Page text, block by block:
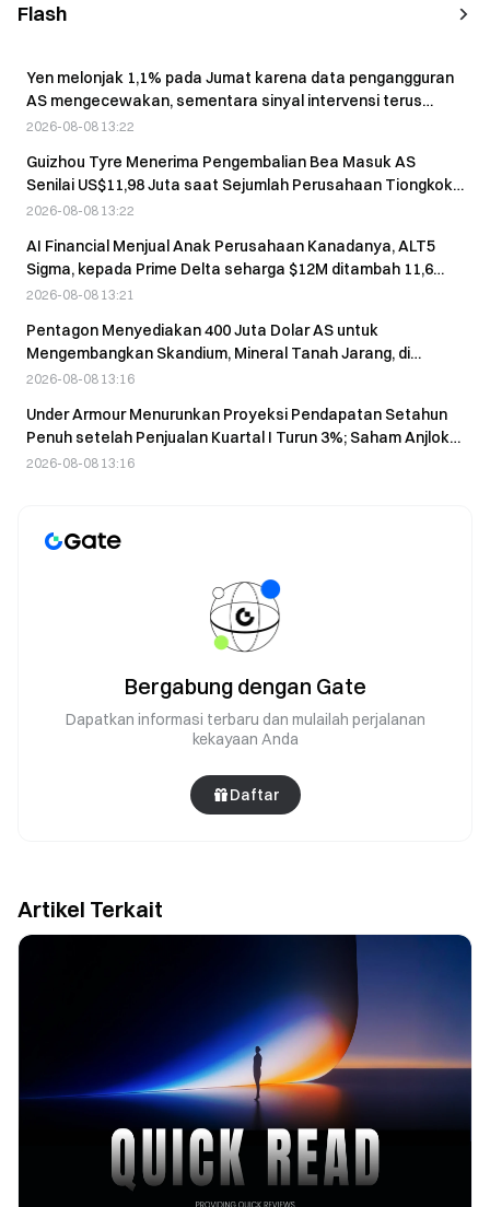
Flash
Yen melonjak 1,1% pada Jumat karena data pengangguran
AS mengecewakan, sementara sinyal intervensi terus
berlanjut
2026-08-08 13:22
Guizhou Tyre Menerima Pengembalian Bea Masuk AS
Senilai US$11,98 Juta saat Sejumlah Perusahaan Tiongkok
Dikabarkan Mengklaim Pengembalian Pajak
2026-08-08 13:22
AI Financial Menjual Anak Perusahaan Kanadanya, ALT5
Sigma, kepada Prime Delta seharga $12M ditambah 11,6
juta saham
2026-08-08 13:21
Pentagon Menyediakan 400 Juta Dolar AS untuk
Mengembangkan Skandium, Mineral Tanah Jarang, di
Australia pada 8 Agustus
2026-08-08 13:16
Under Armour Menurunkan Proyeksi Pendapatan Setahun
Penuh setelah Penjualan Kuartal I Turun 3%; Saham Anjlok
4,84% dalam Perdagangan Pra-Pasar
2026-08-08 13:16
Bergabung dengan Gate
Dapatkan informasi terbaru dan mulailah perjalanan
kekayaan Anda
Daftar
Artikel Terkait